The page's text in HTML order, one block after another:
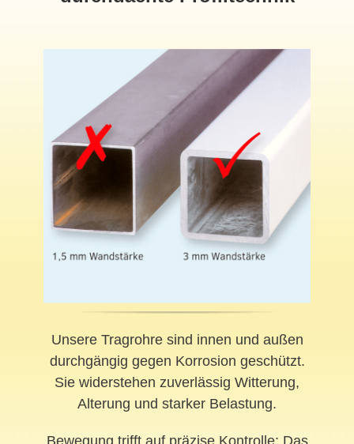
Unsere Tragrohre sind innen und außen
durchgängig gegen Korrosion geschützt.
Sie widerstehen zuverlässig Witterung,
Alterung und starker Belastung.